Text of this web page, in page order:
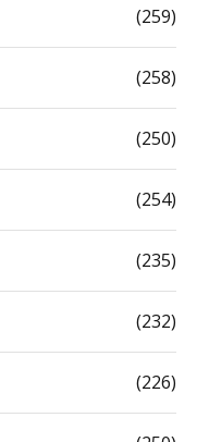
(259)
(258)
(250)
(254)
(235)
(232)
(226)